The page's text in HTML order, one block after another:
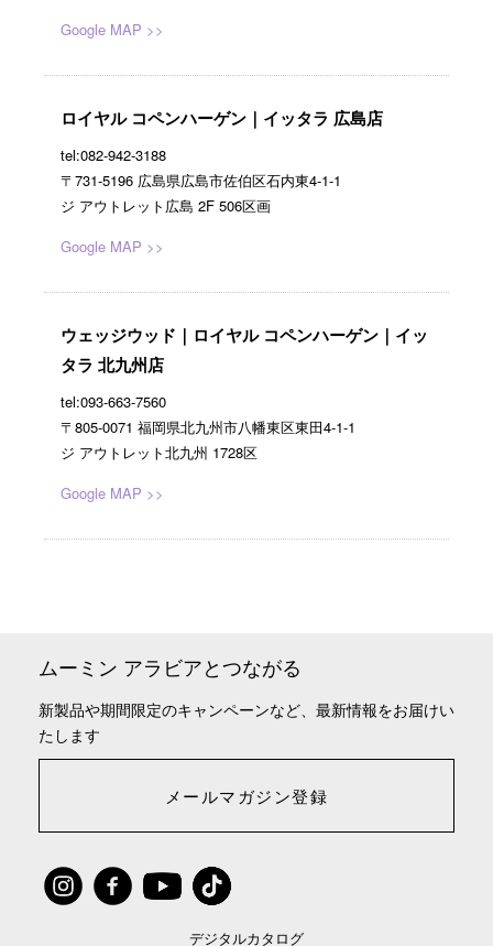
Google MAP >>
ロイヤル コペンハーゲン｜イッタラ 広島店
tel:082-942-3188
〒731-5196 広島県広島市佐伯区石内東4-1-1
ジ アウトレット広島 2F 506区画
Google MAP >>
ウェッジウッド｜ロイヤル コペンハーゲン｜イッ
タラ 北九州店
tel:093-663-7560
〒805-0071 福岡県北九州市八幡東区東田4-1-1
ジ アウトレット北九州 1728区
Google MAP >>
ムーミン アラビアとつながる
新製品や期間限定のキャンペーンなど、最新情報をお届けい
たします
メールマガジン登録
デジタルカタログ